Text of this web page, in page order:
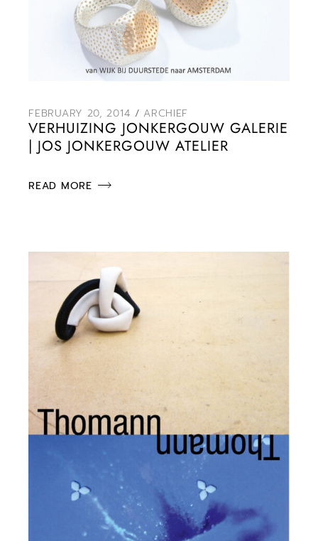
FEBRUARY 20, 2014 ARCHIEF
VERHUIZING JONKERGOUW GALERIE
| JOS JONKERGOUW ATELIER
READ MORE